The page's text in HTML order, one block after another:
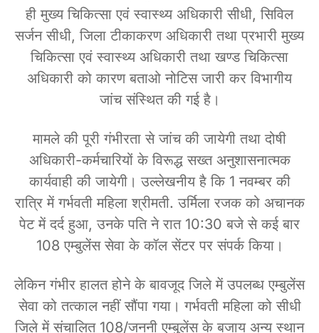
ही मुख्य चिकित्सा एवं स्वास्थ्य अधिकारी सीधी, सिविल
सर्जन सीधी, जिला टीकाकरण अधिकारी तथा प्रभारी मुख्य
चिकित्सा एवं स्वास्थ्य अधिकारी तथा खण्ड चिकित्सा
अधिकारी को कारण बताओ नोटिस जारी कर विभागीय
जांच संस्थित की गई है।
मामले की पूरी गंभीरता से जांच की जायेगी तथा दोषी
अधिकारी-कर्मचारियों के विरूद्ध सख्त अनुशासनात्मक
कार्यवाही की जायेगी। उल्लेखनीय है कि 1 नवम्बर की
रात्रि में गर्भवती महिला श्रीमती. उर्मिला रजक को अचानक
पेट में दर्द हुआ, उनके पति ने रात 10:30 बजे से कई बार
108 एम्बुलेंस सेवा के कॉल सेंटर पर संपर्क किया।
लेकिन गंभीर हालत होने के बावजूद जिले में उपलब्ध एम्बुलेंस
सेवा को तत्काल नहीं सौंपा गया। गर्भवती महिला को सीधी
जिले में संचालित 108/जननी एम्बुलेंस के बजाय अन्य स्थान